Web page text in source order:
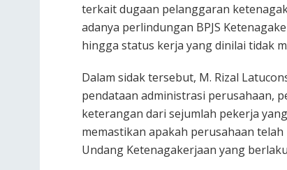
terkait dugaan pelanggaran
adanya perlindungan BPJS
hingga status kerja yang dinilai tidak
Dalam sidak tersebut, M. Rizal
pendataan administrasi perusahaan,
keterangan dari sejumlah pekerja
memastikan apakah perusahaan
Undang Ketenagakerjaan yang